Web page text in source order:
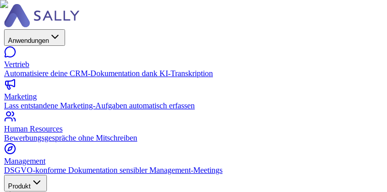
Anwendungen
Vertrieb
Automatisiere deine CRM-Dokumentation dank KI-Transkription
Marketing
Lass entstandene Marketing-Aufgaben automatisch erfassen
Human Resources
Bewerbungsgespräche ohne Mitschreiben
Management
DSGVO-konforme Dokumentation sensibler Management-Meetings
Produkt